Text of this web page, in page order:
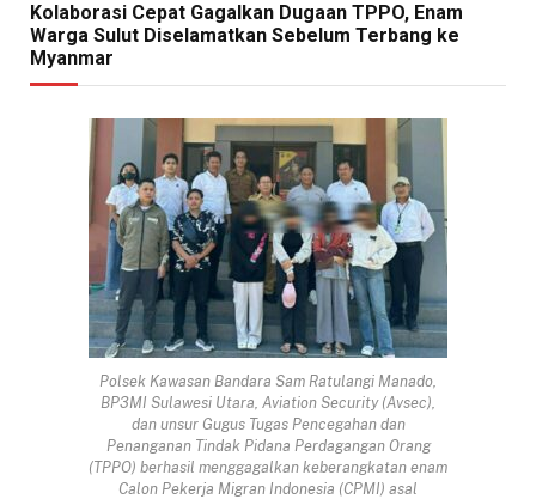
Kolaborasi Cepat Gagalkan Dugaan TPPO, Enam
Warga Sulut Diselamatkan Sebelum Terbang ke
Myanmar
Polsek Kawasan Bandara Sam Ratulangi Manado,
BP3MI Sulawesi Utara, Aviation Security (Avsec),
dan unsur Gugus Tugas Pencegahan dan
Penanganan Tindak Pidana Perdagangan Orang
(TPPO) berhasil menggagalkan keberangkatan enam
Calon Pekerja Migran Indonesia (CPMI) asal